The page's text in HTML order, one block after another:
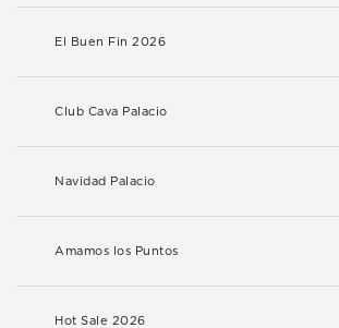
El Buen Fin 2026
Club Cava Palacio
Navidad Palacio
Amamos los Puntos
Hot Sale 2026